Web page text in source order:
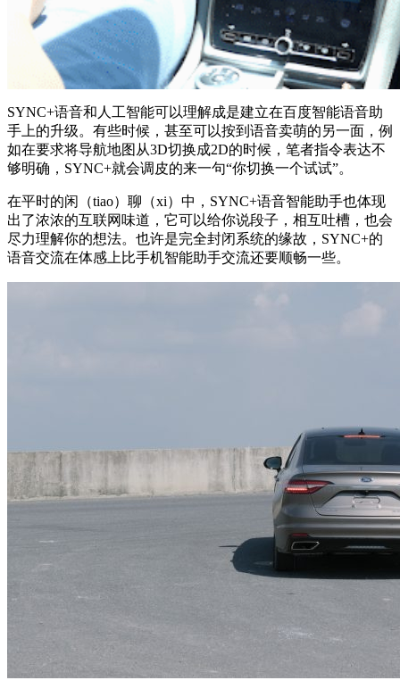
SYNC+语音和人工智能可以理解成是建立在百度智能语音助
手上的升级。有些时候，甚至可以按到语音卖萌的另一面，例
如在要求将导航地图从3D切换成2D的时候，笔者指令表达不
够明确，SYNC+就会调皮的来一句“你切换一个试试”。
在平时的闲（tiao）聊（xi）中，SYNC+语音智能助手也体现
出了浓浓的互联网味道，它可以给你说段子，相互吐槽，也会
尽力理解你的想法。也许是完全封闭系统的缘故，SYNC+的
语音交流在体感上比手机智能助手交流还要顺畅一些。